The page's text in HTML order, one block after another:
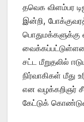
தவெக விளம்பர
இன்றி,
பொதுமக்களுக்கு
சட்ட மீறுதலில்
நிர்வாகிகள் மீது
என வழக்கறிஞர்
கேட்டுக்